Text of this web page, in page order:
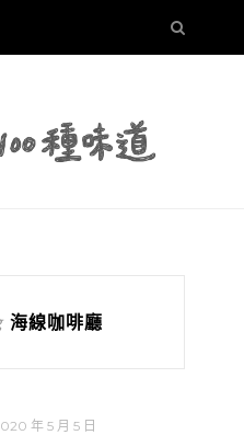
海線咖啡廳
年 5 月 5 日